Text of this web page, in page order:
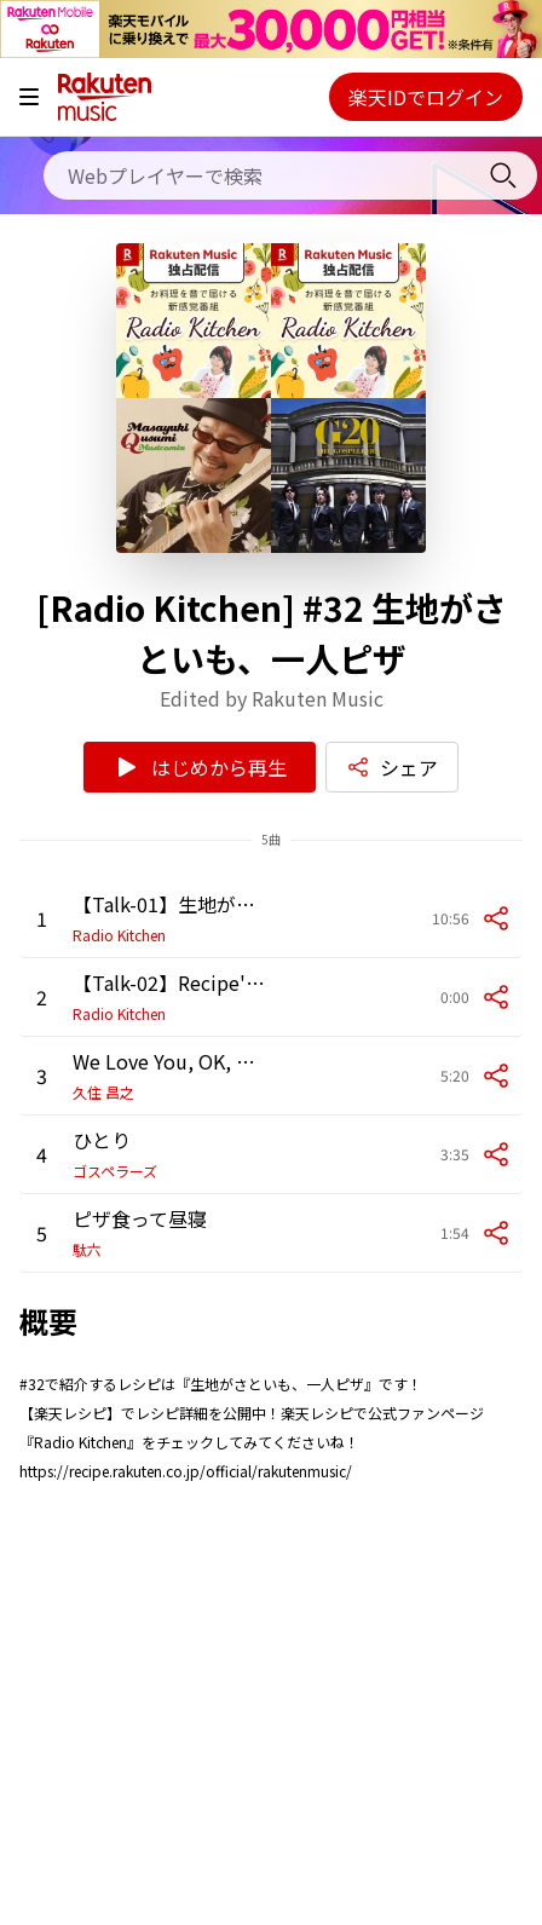
キャンペーン
料金プラン
使い方
初回30日間無料お試し
Webプレイヤー
ご契約内容の確認・変更
楽天IDでログイン
[Radio Kitchen] #32 生地がさ
といも、一人ピザ
Edited by Rakuten Music
はじめから再生 シェア
5曲
1 【Talk-01】生地がさといも、一人ピザ[Talk&Songs]202602
Radio Kitchen
10:56
2 【Talk-02】Recipe's Song call[Talk&Songs]202501
Radio Kitchen
0:00
3 We Love You, OK, OK～里芋は多過ぎる
久住 昌之
5:20
4 ひとり
ゴスペラーズ
3:35
5 ピザ食って昼寝
駄六
1:54
概要
#32で紹介するレシピは『生地がさといも、一人ピザ』です！
【楽天レシピ】でレシピ詳細を公開中！楽天レシピで公式ファンページ
『Radio Kitchen』をチェックしてみてくださいね！
https://recipe.rakuten.co.jp/official/rakutenmusic/